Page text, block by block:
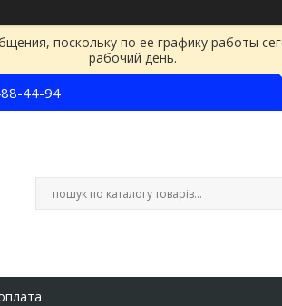
поскольку по ее графику работы
рабочий день.
44-94